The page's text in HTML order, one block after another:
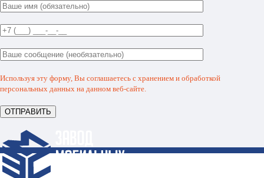
Используя эту форму, Вы соглашаетесь с хранением и обработкой
персональных данных на данном веб-сайте.